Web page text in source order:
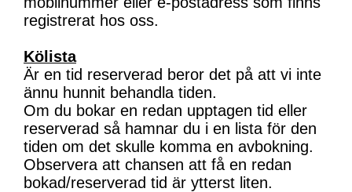
registrerat hos oss.
Kölista
Är en tid reserverad beror det på att vi inte
ännu hunnit behandla tiden.
Om du bokar en redan upptagen tid eller
reserverad så hamnar du i en lista för den
tiden om det skulle komma en avbokning.
Observera att chansen att få en redan
bokad/reserverad tid är ytterst liten.